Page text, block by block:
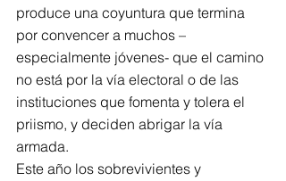
produce una coyuntura que termina
por convencer a muchos –
especialmente jóvenes- que el camino
no está por la vía electoral o de las
instituciones que fomenta y tolera el
priismo, y deciden abrigar la vía
armada.
Este año los sobrevivientes y